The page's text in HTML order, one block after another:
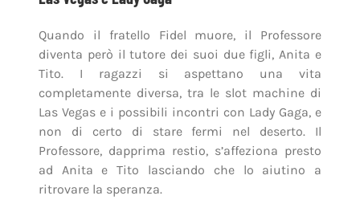
Quando il fratello Fidel muore, il Professore
diventa però il tutore dei suoi due figli, Anita e
Tito. I ragazzi si aspettano una vita
completamente diversa, tra le slot machine di
Las Vegas e i possibili incontri con Lady Gaga, e
non di certo di stare fermi nel deserto. Il
Professore, dapprima restio, s’affeziona presto
ad Anita e Tito lasciando che lo aiutino a
ritrovare la speranza.